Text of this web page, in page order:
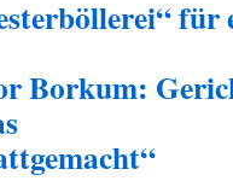
für
Borkum: